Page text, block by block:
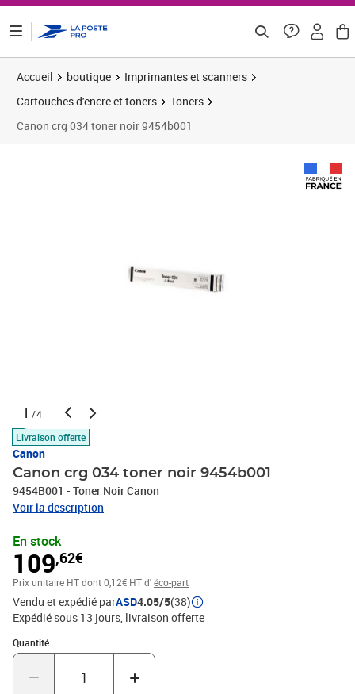
Accueil boutique
Imprimantes et scanners
Cartouches d'encre et toners
Toners
Canon crg 034 toner noir 9454b001
1 /4
Livraison offerte
Canon
Canon crg 034 toner noir 9454b001
9454B001 - Toner Noir Canon
Voir la description
En stock
109,62€
Prix unitaire HTdont 0,12€ HT d'éco-part
Vendu et expédié parASD4.05/5(38)
Expédié sous 13 jours livraison offerte
Quantité
Quantité : 1